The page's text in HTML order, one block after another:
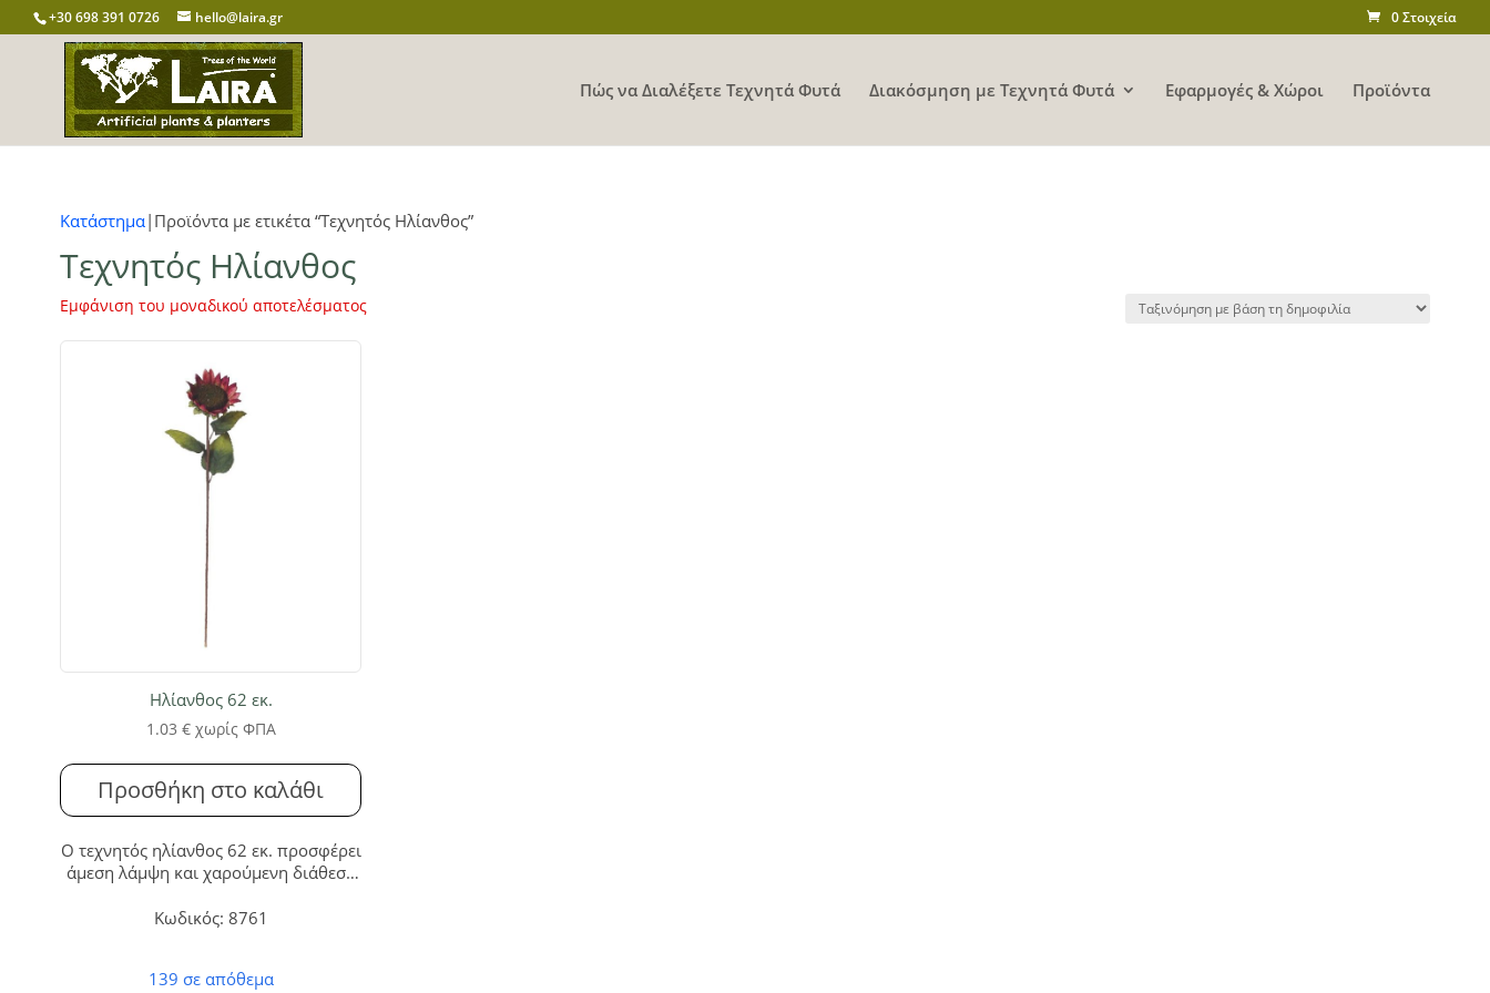
+30 698 391 0726 hello@laira.gr 0 Στοιχεία
Πώς να Διαλέξετε Τεχνητά Φυτά Διακόσμηση με Τεχνητά Φυτά Εφαρμογές & Χώροι Προϊόντα
Κατάστημα|Προϊόντα με ετικέτα “Τεχνητός Ηλίανθος”
Τεχνητός Ηλίανθος
Εμφάνιση του μοναδικού αποτελέσματος
Ηλίανθος 62 εκ.
1.03 € χωρίς ΦΠΑ
Προσθήκη στο καλάθι
Ο τεχνητός ηλίανθος 62 εκ. προσφέρει
άμεση λάμψη και χαρούμενη διάθεση
εντυπωσιακή ομορφιά του χωρίς
χώρους.
Κωδικός: 8761
139 σε απόθεμα